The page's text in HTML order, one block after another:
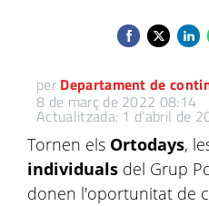
per Departament de
8 de març de 2022 08:14
Actualitzada: 1 d’abril de
Tornen els Ortodays,
individuals del Grup
donen l'oportunitat de